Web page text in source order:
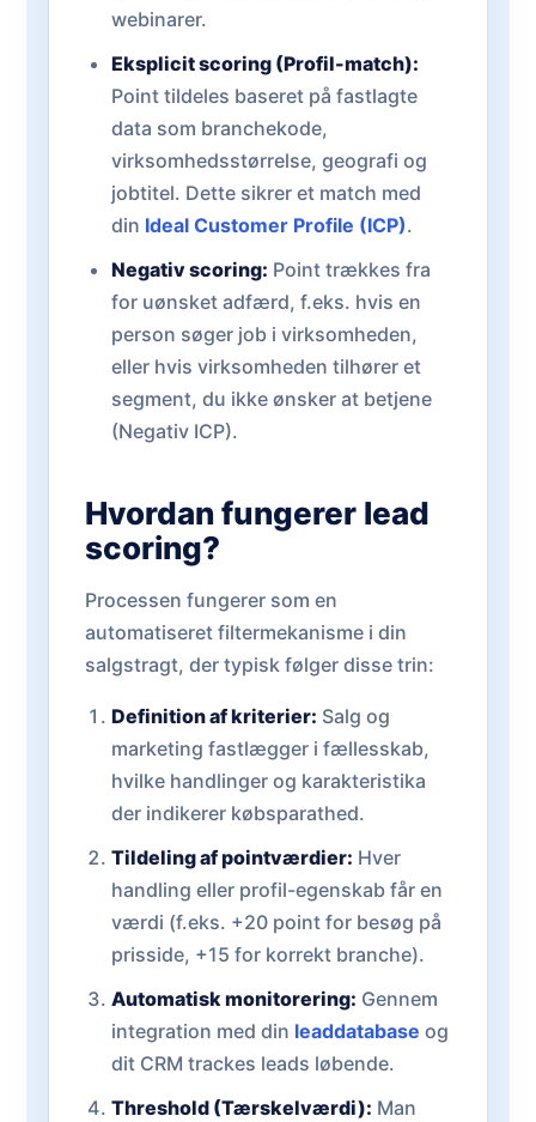
webinarer.
Eksplicit scoring (Profil-match):
Point tildeles baseret på fastlagte
data som branchekode,
virksomhedsstørrelse, geografi og
jobtitel. Dette sikrer et match med
din Ideal Customer Profile (ICP).
Negativ scoring: Point trækkes fra
for uønsket adfærd, f.eks. hvis en
person søger job i virksomheden,
eller hvis virksomheden tilhører et
segment, du ikke ønsker at betjene
(Negativ ICP).
Hvordan fungerer lead
scoring?
Processen fungerer som en
automatiseret filtermekanisme i din
salgstragt, der typisk følger disse trin:
Definition af kriterier: Salg og
marketing fastlægger i fællesskab,
hvilke handlinger og karakteristika
der indikerer købsparathed.
Tildeling af pointværdier: Hver
handling eller profil-egenskab får en
værdi (f.eks. +20 point for besøg på
prisside, +15 for korrekt branche).
Automatisk monitorering: Gennem
integration med din leaddatabase og
dit CRM trackes leads løbende.
Threshold (Tærskelværdi): Man